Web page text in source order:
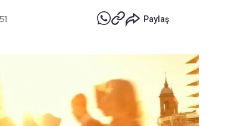
Paylaş